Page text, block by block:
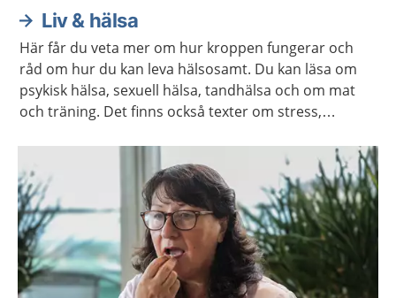
Liv & hälsa
Här får du veta mer om hur kroppen fungerar och
råd om hur du kan leva hälsosamt. Du kan läsa om
psykisk hälsa, sexuell hälsa, tandhälsa och om mat
och träning. Det finns också texter om stress,